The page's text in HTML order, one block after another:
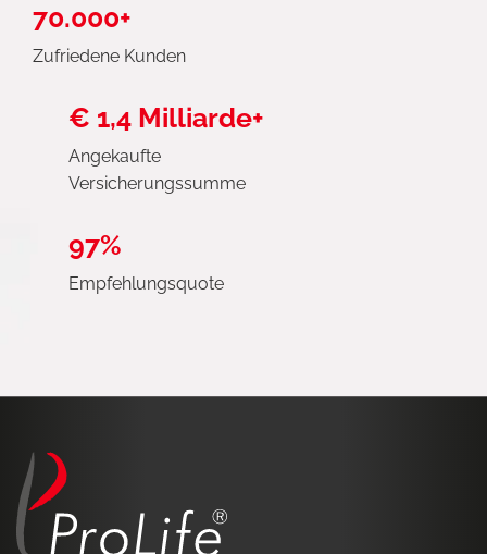
70.000+
Zufriedene Kunden
€ 1,4 Milliarde+
Angekaufte
Versicherungssumme
97%
Empfehlungsquote